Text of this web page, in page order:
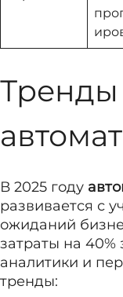
Тренды
В 2025 году
развивается с
ожиданий
затраты на 40%
аналитики и
тренды: